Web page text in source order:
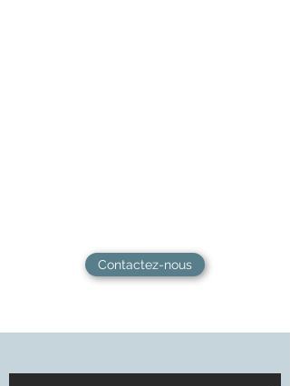
Contactez-nous